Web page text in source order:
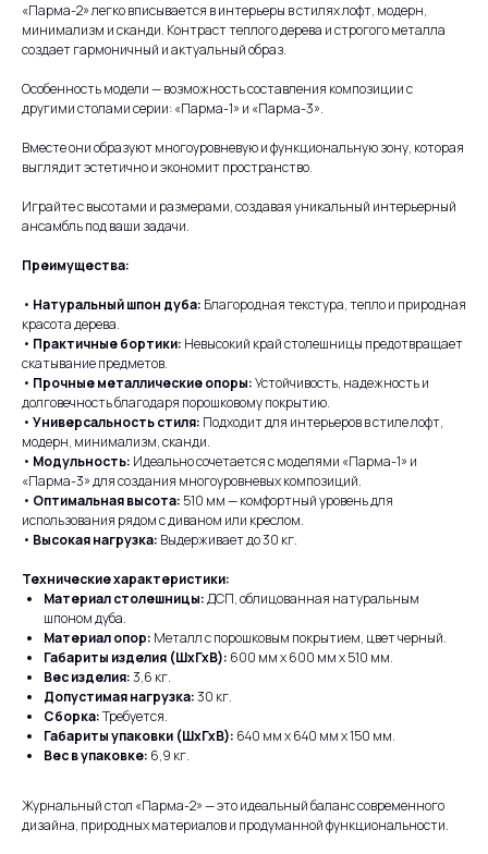
«Парма-2» легко вписывается в интерьеры в стилях лофт, модерн,
минимализм и сканди. Контраст теплого дерева и строгого металла
создает гармоничный и актуальный образ.
Особенность модели — возможность составления композиции с
другими столами серии: «Парма-1» и «Парма-3».
Вместе они образуют многоуровневую и функциональную зону, которая
выглядит эстетично и экономит пространство.
Играйте с высотами и размерами, создавая уникальный интерьерный
ансамбль под ваши задачи.
Преимущества:
• Натуральный шпон дуба: Благородная текстура, тепло и природная
красота дерева.
• Практичные бортики: Невысокий край столешницы предотвращает
скатывание предметов.
• Прочные металлические опоры:Устойчивость, надежность и
долговечность благодаря порошковому покрытию.
• Универсальность стиля: Подходит для интерьеров в стиле лофт,
модерн, минимализм, сканди.
• Модульность: Идеально сочетается с моделями «Парма-1» и
«Парма-3» для создания многоуровневых композиций.
• Оптимальная высота: 510 мм — комфортный уровень для
использования рядом с диваном или креслом.
• Высокая нагрузка: Выдерживает до 30 кг.
Технические характеристики:
Материал столешницы:ДСП, облицованная натуральным
шпоном дуба.
Материал опор: Металл с порошковым покрытием, цвет черный.
Габариты изделия (ШхГхВ): 600 мм x 600 мм x 510 мм.
Вес изделия:3,6 кг.
Допустимая нагрузка:30 кг.
Сборка:Требуется.
Габариты упаковки (ШхГхВ): 640 мм x 640 мм x 150 мм.
Вес в упаковке: 6,9 кг.
Журнальный стол «Парма-2» — это идеальный баланс современного
дизайна, природных материалов и продуманной функциональности.